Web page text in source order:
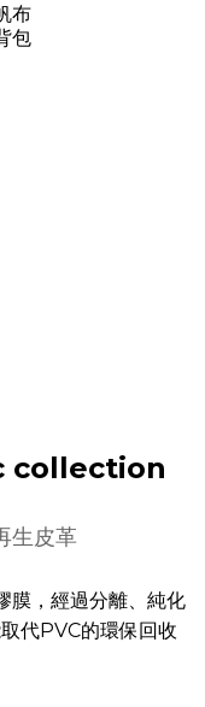
布
包
collection
生皮革
膜，經過分離、純化
代PVC的環保回收